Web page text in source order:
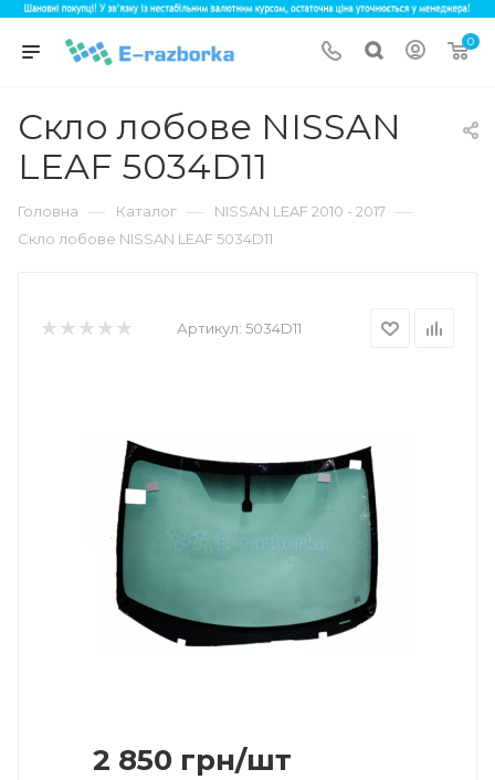
0
Скло лобове NISSAN
LEAF 5034D11
Головна — Каталог — NISSAN LEAF 2010 - 2017 —
Скло лобове NISSAN LEAF 5034D11
Артикул: 5034D11
2 850 грн/шт